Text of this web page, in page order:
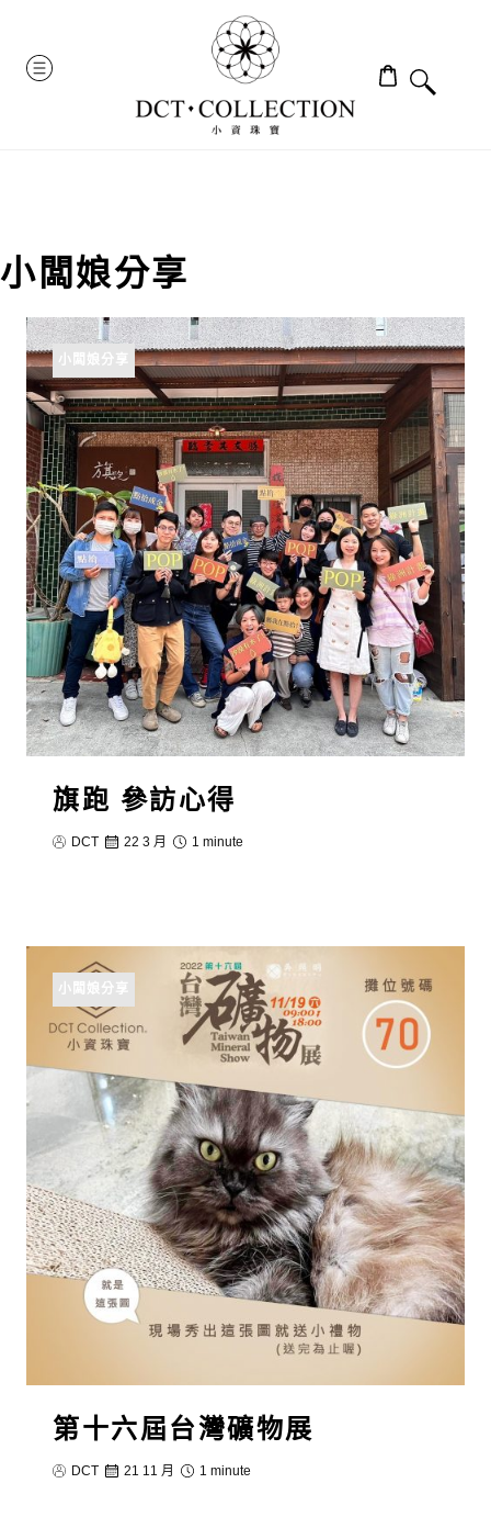
content
MENU
小闆娘分享
小闆娘分享
旗跑 參訪心得
DCT 22 3 月 1 minute
小闆娘分享
第十六屆台灣礦物展
DCT 21 11 月 1 minute